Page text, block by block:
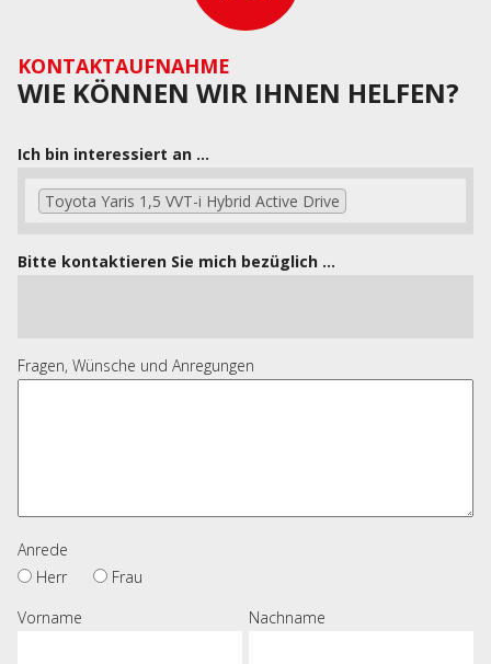
KONTAKTAUFNAHME
WIE KÖNNEN WIR IHNEN HELFEN?
Ich bin interessiert an ...
Toyota Yaris 1,5 VVT-i Hybrid Active Drive
Bitte kontaktieren Sie mich bezüglich ...
Fragen, Wünsche und Anregungen
Anrede
Herr
Frau
Vorname
Nachname